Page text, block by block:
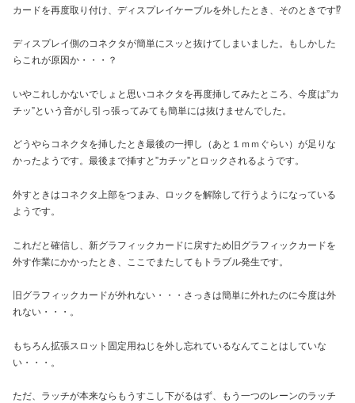
カードを再度取り付け、ディスプレイケーブルを外したとき、そのときです⁉
ディスプレイ側のコネクタが簡単にスッと抜けてしまいました。もしかした
らこれが原因か・・・？
いやこれしかないでしょと思いコネクタを再度挿してみたところ、今度は”カ
チッ”という音がし引っ張ってみても簡単には抜けませんでした。
どうやらコネクタを挿したとき最後の一押し（あと１ｍｍぐらい）が足りな
かったようです。最後まで挿すと”カチッ”とロックされるようです。
外すときはコネクタ上部をつまみ、ロックを解除して行うようになっている
ようです。
これだと確信し、新グラフィックカードに戻すため旧グラフィックカードを
外す作業にかかったとき、ここでまたしてもトラブル発生です。
旧グラフィックカードが外れない・・・さっきは簡単に外れたのに今度は外
れない・・・。
もちろん拡張スロット固定用ねじを外し忘れているなんてことはしていな
い・・・。
ただ、ラッチが本来ならもうすこし下がるはず、もう一つのレーンのラッチ